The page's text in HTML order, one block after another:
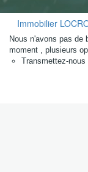
Immobilier
Nous n'avons pas de
moment , plusieurs
Transmettez-nous